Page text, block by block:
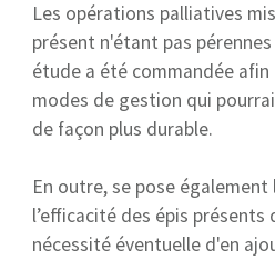
Les opérations palliatives
présent n'étant pas
étude a été commandée
modes de gestion qui
de façon plus durable.
En outre, se pose
l’efficacité des épis présents
nécessité éventuelle d'en